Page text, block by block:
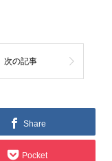
次の記事
Share
Pocket